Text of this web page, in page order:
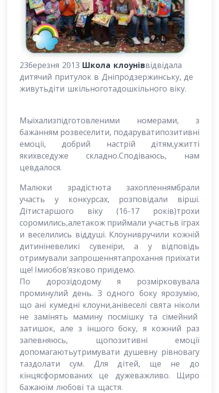
23березня 2013 Школа клоуніввідвідала
дитячий притулок в Дніпродзержинську, де
живутьдіти шкільноготадошкільного віку.
Мыїхализпідготовленими номерами, з
бажанням розвеселити, подаруватипозитивні
емоції, добрий настрій дітям,ужитті
якихвседуже складно.Сподіваюсь, нам
цевдалося.
Малюки зрадістюта захопленнямбрали
участь у конкурсах, розповідали вірші.
Дітистаршого віку (16-17 років)трохи
соромились,алетакож приймали участьв іграх
и веселились віддуші. Клоунивручили кожній
дитиніневеликі сувеніри, а у відповідь
отримували запрошеннятапрохання приїхати
ще! Імиобов’язково приїдемо.
По дорозідодомуя розмірковувала
проминулий день. З одного боку ярозумію,
що ані кумедні клоуни,анівеселі свята ніколи
не замінять мамину посмішку та сімейний
затишок, але з іншого боку, я кожний раз
запевняюсь, щопозитивні емоції
допомагаютьутримувати душевну рівновагу
таздолати сум. Для дітей, ще не до
кінцясформованих це дужеважливо. Щиро
бажаюїм любові та щастя.